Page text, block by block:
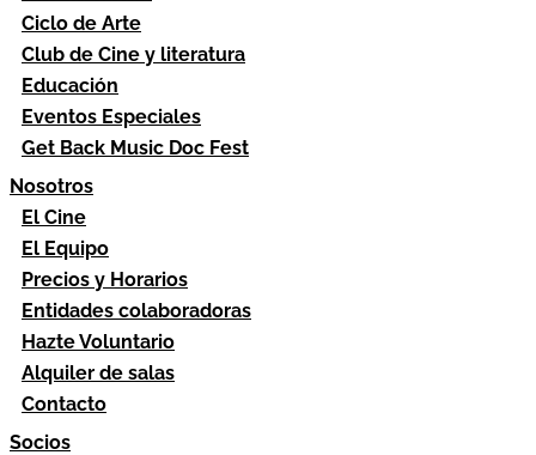
Ciclo de Arte
Club de Cine y literatura
Educación
Eventos Especiales
Get Back Music Doc Fest
Nosotros
El Cine
El Equipo
Precios y Horarios
Entidades colaboradoras
Hazte Voluntario
Alquiler de salas
Contacto
Socios